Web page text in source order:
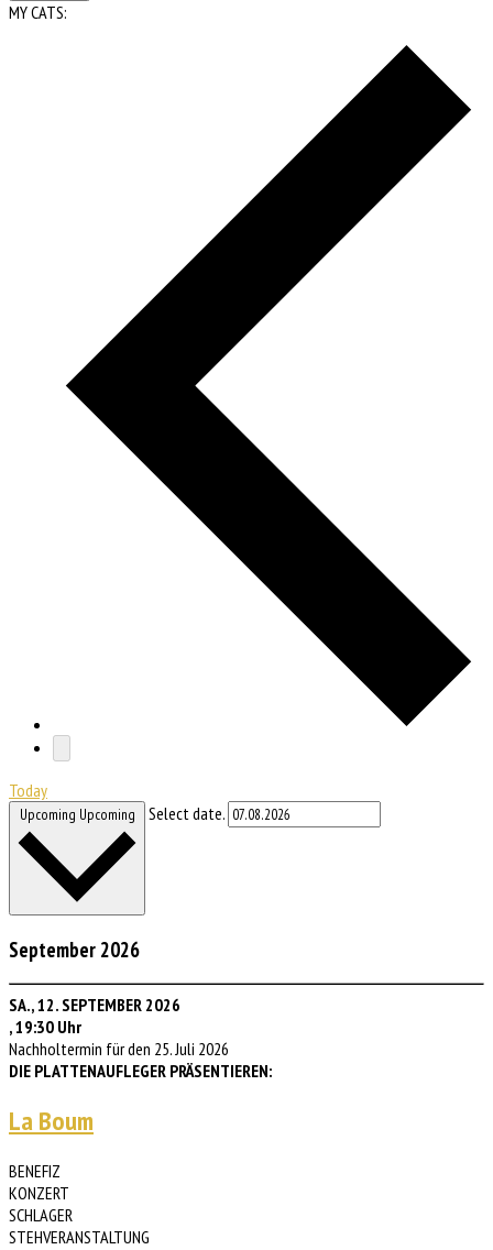
MY CATS:
Today
Upcoming Upcoming Select date.
September 2026
SA., 12. SEPTEMBER 2026
,19:30 Uhr
Nachholtermin für den 25. Juli 2026
DIE PLATTENAUFLEGER PRÄSENTIEREN:
La Boum
BENEFIZ
KONZERT
SCHLAGER
STEHVERANSTALTUNG